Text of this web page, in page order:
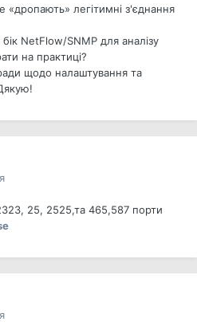
«дропають» легітимні з'єднання
NetFlow/SNMP для аналізу
на практиці?
щодо налаштування та
25, 2525,та 465,587 порти